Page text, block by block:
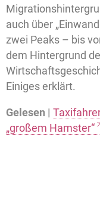
auch über
zwei Peaks – bis
dem Hintergrund
Einiges erklärt.
Gelesen |
„großem Hamster“